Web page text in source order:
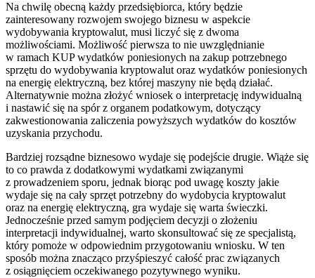
Na chwilę obecną każdy przedsiębiorca, który będzie
zainteresowany rozwojem swojego biznesu w aspekcie
wydobywania kryptowalut, musi liczyć się z dwoma
możliwościami. Możliwość pierwsza to nie uwzględnianie
w ramach KUP wydatków poniesionych na zakup potrzebnego
sprzętu do wydobywania kryptowalut oraz wydatków poniesionych
na energię elektryczną, bez której maszyny nie będą działać.
Alternatywnie można złożyć wniosek o interpretację indywidualną
i nastawić się na spór z organem podatkowym, dotyczący
zakwestionowania zaliczenia powyższych wydatków do kosztów
uzyskania przychodu.
Bardziej rozsądne biznesowo wydaje się podejście drugie. Wiąże się
to co prawda z dodatkowymi wydatkami związanymi
z prowadzeniem sporu, jednak biorąc pod uwagę koszty jakie
wydaje się na cały sprzęt potrzebny do wydobycia kryptowalut
oraz na energię elektryczną, gra wydaje się warta świeczki.
Jednocześnie przed samym podjęciem decyzji o złożeniu
interpretacji indywidualnej, warto skonsultować się ze specjalistą,
który pomoże w odpowiednim przygotowaniu wniosku. W ten
sposób można znacząco przyśpieszyć całość prac związanych
z osiągnięciem oczekiwanego pozytywnego wyniku.